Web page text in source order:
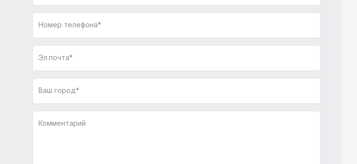
Номер телефона*
Эл.почта*
Ваш город*
Комментарий